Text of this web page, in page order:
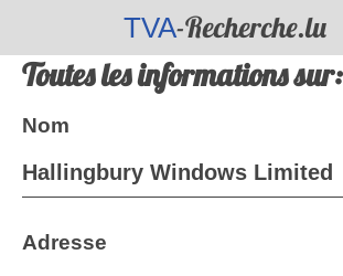
TVA-Recherche.lu
Toutes les informations sur:
Nom
Hallingbury Windows Limited
Adresse